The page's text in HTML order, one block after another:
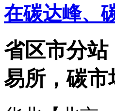
在碳达峰、
省区市分站
易所，碳市